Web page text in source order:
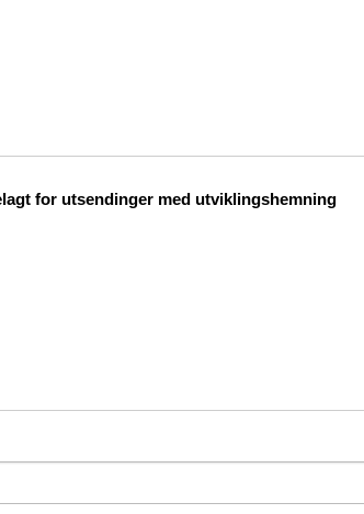
for utsendinger med utviklingshemning